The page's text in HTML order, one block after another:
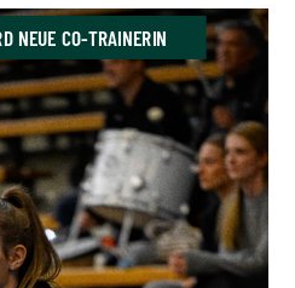
NEUE CO-TRAINERIN